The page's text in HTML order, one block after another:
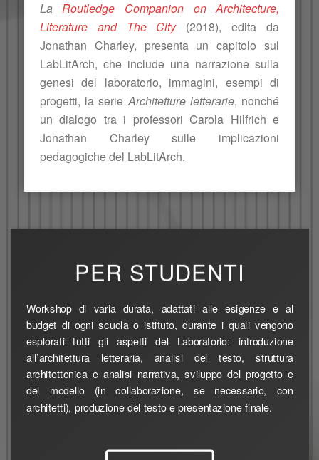
LaRoutledge Companion on Architecture,
Literature and The City(2018), edita da
Jonathan Charley, presenta un capitolo sul
LabLitArch, che include una narrazione sulla
genesi del laboratorio, immagini, esempi di
progetti, la serieArchitetture letterarie, nonché
un dialogo tra i professori Carola Hilfrich e
Jonathan Charley sulle implicazioni
pedagogiche del LabLitArch.
PER STUDENTI
Workshop di varia durata, adattati alle esigenze e al
budget di ogni scuola o istituto, durante i quali vengono
esplorati tutti gli aspetti del Laboratorio: introduzione
all’architettura letteraria, analisi del testo, struttura
architettonica e analisi narrativa, sviluppo del progetto e
del modello (in collaborazione, se necessario, con
architetti), produzione del testo e presentazione finale.